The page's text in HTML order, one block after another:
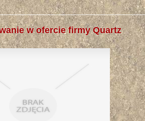
w ofercie firmy Quartz